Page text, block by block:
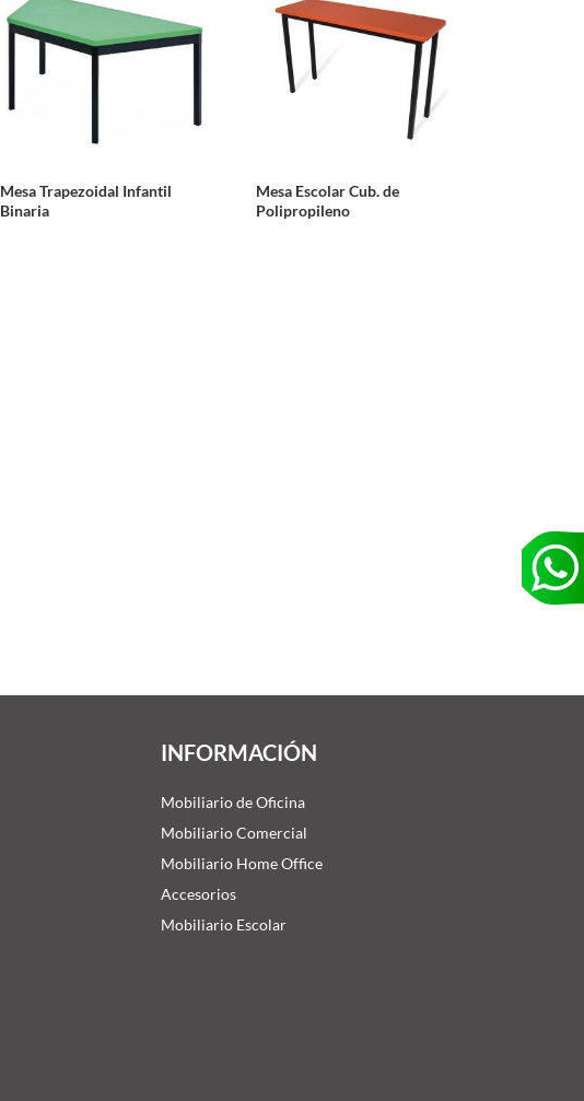
Mesa Trapezoidal Infantil
Binaria
Mesa Escolar Cub. de
Polipropileno
INFORMACIÓN
Mobiliario de Oficina
Mobiliario Comercial
Mobiliario Home Office
Accesorios
Mobiliario Escolar